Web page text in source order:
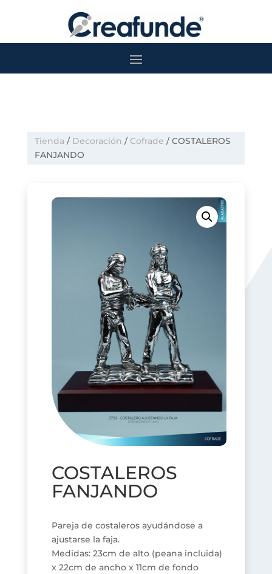
Tienda / Decoración / Cofrade / COSTALEROS
FANJANDO
COSTALEROS
FANJANDO
Pareja de costaleros ayudándose a
ajustarse la faja.
Medidas: 23cm de alto (peana incluida)
x 22cm de ancho x 11cm de fondo